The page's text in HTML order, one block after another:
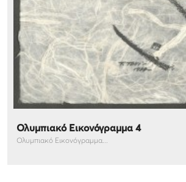
Ολυμπιακό Εικονόγραμμα 4
Ολυμπιακό Εικονόγραμμα...